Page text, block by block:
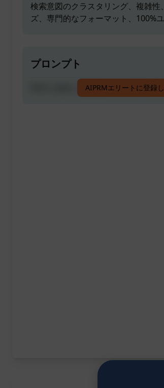
検索意図のクラスタリング、複雑
ズ、専門的なフォーマット、100%
プロンプト
SEOに完全に最適化された100%プ
AIPRMエリートに登録